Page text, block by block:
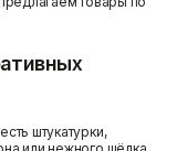
штукатурки,